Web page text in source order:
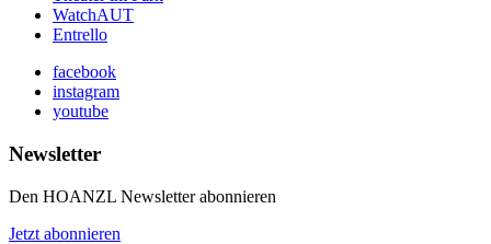
WatchAUT
Entrello
facebook
instagram
youtube
Newsletter
Den HOANZL Newsletter abonnieren
Jetzt abonnieren